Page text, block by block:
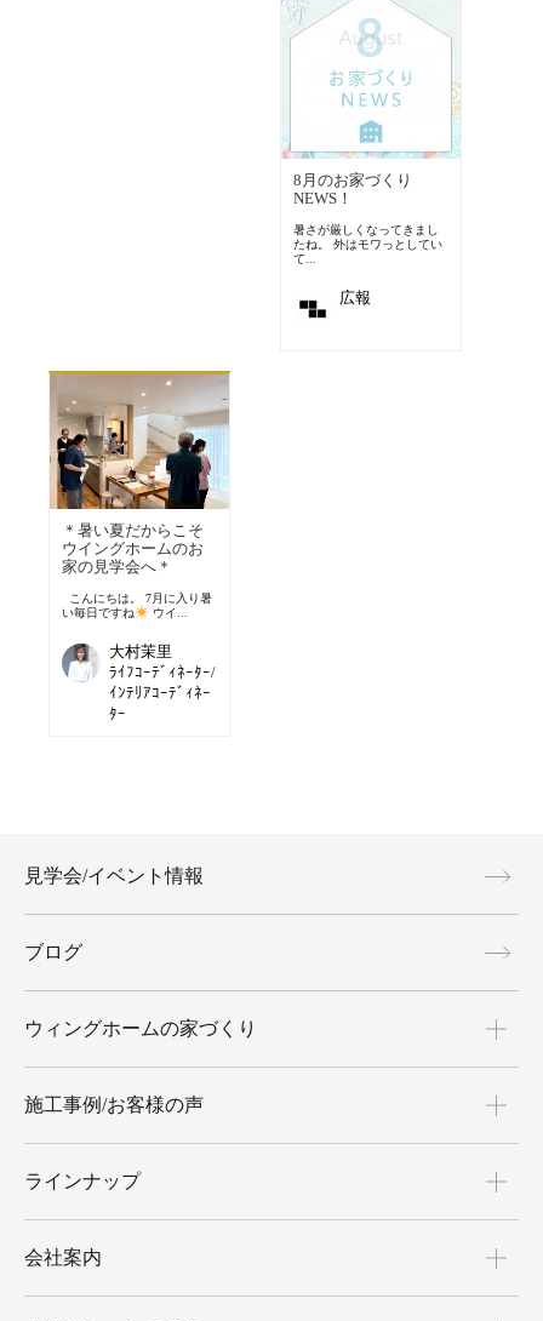
8月のお家づくり
NEWS！
暑さが厳しくなってきまし
たね。 外はモワっとしてい
て...
広報
＊暑い夏だからこそ
ウイングホームのお
家の見学会へ＊
こんにちは。 7月に入り暑
い毎日ですね
ウイ...
大村茉里
ﾗｲﾌｺｰﾃﾞｨﾈｰﾀｰ/
ｲﾝﾃﾘｱｺｰﾃﾞｨﾈｰ
ﾀｰ
見学会/イベント情報
ブログ
ウィングホームの家づくり
施工事例/お客様の声
ラインナップ
会社案内